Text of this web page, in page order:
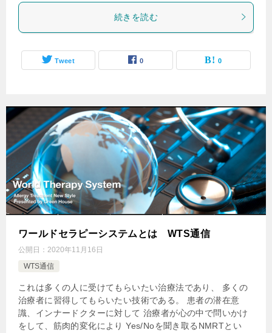
続きを読む
Tweet 0 0
ワールドセラピーシステムとは WTS通信
公開日： 2020年11月16日
WTS通信
これは多くの人に受けてもらいたい治療法であり、 多くの
治療者に習得してもらいたい技術である。 患者の潜在意
識、インナードクターに対して 治療者が心の中で問いかけ
をして、筋肉的変化により Yes/Noを聞き取るNMRTとい